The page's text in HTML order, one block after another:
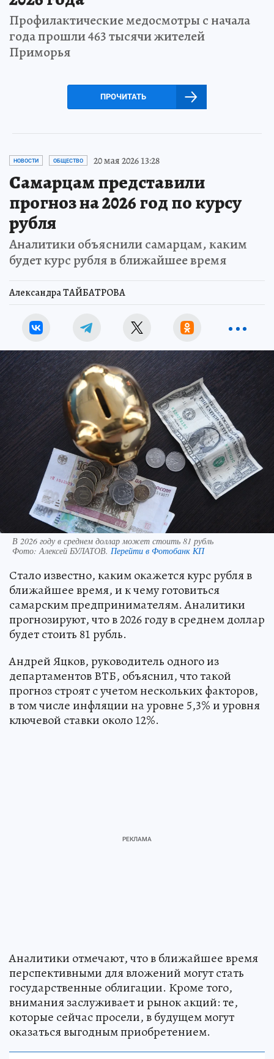
Профилактические медосмотры с начала
года прошли 463 тысячи жителей
Приморья
ПРОЧИТАТЬ
НОВОСТИ ОБЩЕСТВО 20 мая 2026 13:28
Самарцам представили
прогноз на 2026 год по курсу
рубля
Аналитики объяснили самарцам, каким
будет курс рубля в ближайшее время
Александра ТАЙБАТРОВА
В 2026 году в среднем доллар может стоить 81 рубль
Фото:Алексей БУЛАТОВ. Перейти в Фотобанк КП
Стало известно, каким окажется курс рубля в
ближайшее время, и к чему готовиться
самарским предпринимателям. Аналитики
прогнозируют, что в 2026 году в среднем доллар
будет стоить 81 рубль.
Андрей Яцков, руководитель одного из
департаментов ВТБ, объяснил, что такой
прогноз строят с учетом нескольких факторов,
в том числе инфляции на уровне 5,3% и уровня
ключевой ставки около 12%.
Аналитики отмечают, что в ближайшее время
перспективными для вложений могут стать
государственные облигации. Кроме того,
внимания заслуживает и рынок акций: те,
которые сейчас просели, в будущем могут
оказаться выгодным приобретением.